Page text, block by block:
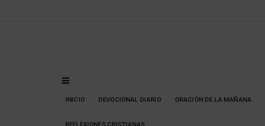
INICIO DEVOCIONAL DIARIO ORACIÓN DE LA MAÑANA
REFLEXIONES CRISTIANAS